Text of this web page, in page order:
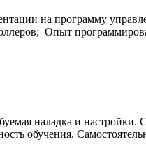
на программу
Опыт
наладка и
обучения.